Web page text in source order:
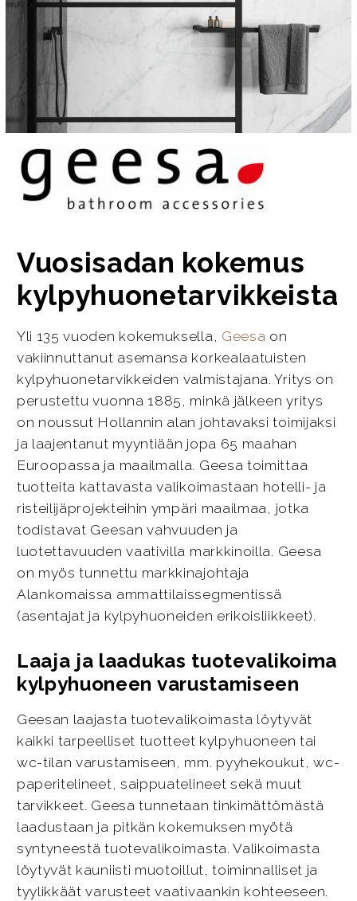
Vuosisadan kokemus
kylpyhuonetarvikkeista
Yli 135 vuoden kokemuksella, Geesa on
vakiinnuttanut asemansa korkealaatuisten
kylpyhuonetarvikkeiden valmistajana. Yritys on
perustettu vuonna 1885, minkä jälkeen yritys
on noussut Hollannin alan johtavaksi toimijaksi
ja laajentanut myyntiään jopa 65 maahan
Euroopassa ja maailmalla. Geesa toimittaa
tuotteita kattavasta valikoimastaan hotelli- ja
risteilijäprojekteihin ympäri maailmaa, jotka
todistavat Geesan vahvuuden ja
luotettavuuden vaativilla markkinoilla. Geesa
on myös tunnettu markkinajohtaja
Alankomaissa ammattilaissegmentissä
(asentajat ja kylpyhuoneiden erikoisliikkeet).
Laaja ja laadukas tuotevalikoima
kylpyhuoneen varustamiseen
Geesan laajasta tuotevalikoimasta löytyvät
kaikki tarpeelliset tuotteet kylpyhuoneen tai
wc-tilan varustamiseen, mm. pyyhekoukut, wc-
paperitelineet, saippuatelineet sekä muut
tarvikkeet. Geesa tunnetaan tinkimättömästä
laadustaan ja pitkän kokemuksen myötä
syntyneestä tuotevalikoimasta. Valikoimasta
löytyvät kauniisti muotoillut, toiminnalliset ja
tyylikkäät varusteet vaativaankin kohteeseen.